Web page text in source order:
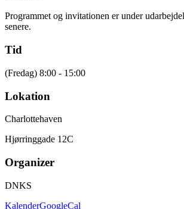
Programmet og invitationen er under
senere.
Tid
(Fredag) 8:00 - 15:00
Lokation
Charlottehaven
Hjørringgade 12C
Organizer
DNKS
KalenderGoogleCal